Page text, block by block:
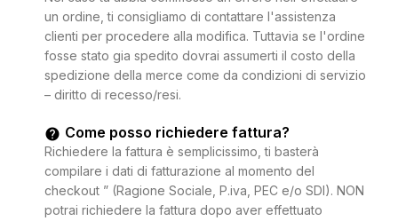
un ordine, ti consigliamo di contattare l'assistenza
clienti per procedere alla modifica. Tuttavia se l'ordine
fosse stato gia spedito dovrai assumerti il costo della
spedizione della merce come da condizioni di servizio
– diritto di recesso/resi.
Come posso richiedere fattura?
Richiedere la fattura è semplicissimo, ti basterà
compilare i dati di fatturazione al momento del
checkout ” (Ragione Sociale, P.iva, PEC e/o SDI). NON
potrai richiedere la fattura dopo aver effettuato